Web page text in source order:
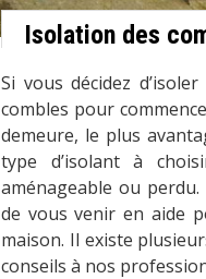
Isolation des
Si vous décidez
combles pour
demeure, le plus
type d’isolant à
aménageable ou
de vous venir en aide
maison. Il existe
conseils à nos